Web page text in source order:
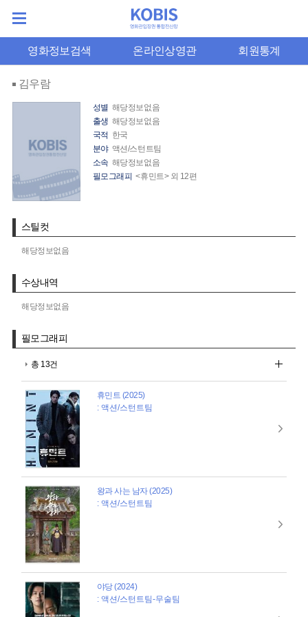
영화정보검색 온라인상영관 회원통계
김우람
성별 해당정보없음
출생 해당정보없음
국적 한국
분야 액션/스턴트팀
소속 해당정보없음
필모그래피 <휴민트> 외 12편
스틸컷
해당정보없음
수상내역
해당정보없음
필모그래피
총 13건
휴민트 (2025)
: 액션/스턴트팀
왕과 사는 남자 (2025)
: 액션/스턴트팀
야당 (2024)
: 액션/스턴트팀-무술팀